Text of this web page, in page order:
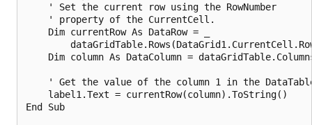
    ' Set the current row using the RowNumber
    ' property of the CurrentCell.
    Dim currentRow As DataRow = _
Dim column As DataColumn =
' Get the value of the column 1 in the
    label1.Text = currentRow(column).ToString()
End Sub